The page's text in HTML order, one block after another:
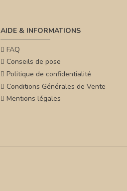
AIDE & INFORMATIONS
FAQ
Conseils de pose
Politique de confidentialité
Conditions Générales de Vente
Mentions légales